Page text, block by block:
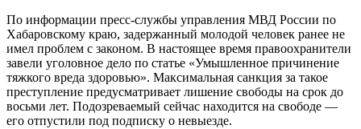
По информации пресс-службы управления МВД России по
Хабаровскому краю, задержанный молодой человек ранее не
имел проблем с законом. В настоящее время правоохранители
завели уголовное дело по статье «Умышленное причинение
тяжкого вреда здоровью». Максимальная санкция за такое
преступление предусматривает лишение свободы на срок до
восьми лет. Подозреваемый сейчас находится на свободе —
его отпустили под подписку о невыезде.